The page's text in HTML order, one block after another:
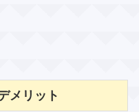
メリット